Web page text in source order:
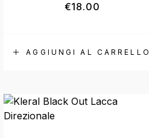
AGGIUNGI AL CARRELLO
€18.00